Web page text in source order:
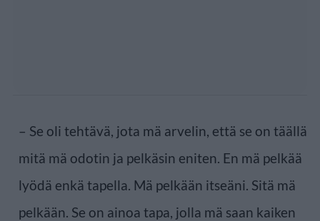
– Se oli tehtävä, jota mä arvelin, että se on täällä
mitä mä odotin ja pelkäsin eniten. En mä pelkää
lyödä enkä tapella. Mä pelkään itseäni. Sitä mä
pelkään. Se on ainoa tapa, jolla mä saan kaiken